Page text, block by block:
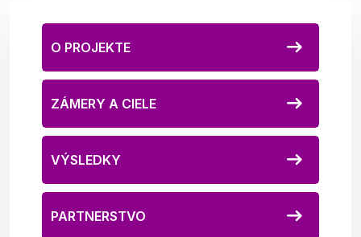
O PROJEKTE
ZÁMERY A CIELE
VÝSLEDKY
PARTNERSTVO